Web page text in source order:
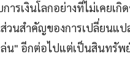
ารเงินโลกอย่างที่ไม่เคยเ
วนสำคัญของการเปลี่ยนแ
ล่น" อีกต่อไปแต่เป็นสินทรัพ